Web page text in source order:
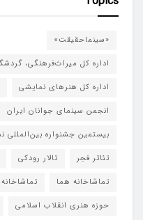
«سینماحقیقت»
اداره کل میراث‌فرهنگی،
اداره کل هنرهای نمایشی
انجمن سینمای جوانان ایران
بیستمین جشنواره
تئاتر فجر
تالار رودکی
تماشاخانه هما
حوزه هنری انقلاب اسلامی